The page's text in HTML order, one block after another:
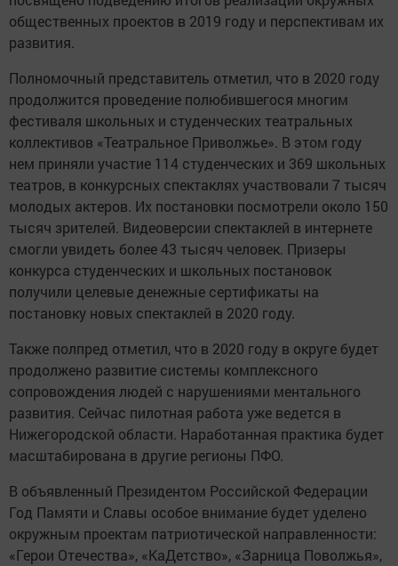
общественных проектов в 2019 году и перспективам их
развития.
Полномочный представитель отметил, что в 2020 году
продолжится проведение полюбившегося многим
фестиваля школьных и студенческих театральных
коллективов «Театральное Приволжье». В этом году
нем приняли участие 114 студенческих и 369 школьных
театров, в конкурсных спектаклях участвовали 7 тысяч
молодых актеров. Их постановки посмотрели около 150
тысяч зрителей. Видеоверсии спектаклей в интернете
смогли увидеть более 43 тысяч человек. Призеры
конкурса студенческих и школьных постановок
получили целевые денежные сертификаты на
постановку новых спектаклей в 2020 году.
Также полпред отметил, что в 2020 году в округе будет
продолжено развитие системы комплексного
сопровождения людей с нарушениями ментального
развития. Сейчас пилотная работа уже ведется в
Нижегородской области. Наработанная практика будет
масштабирована в другие регионы ПФО.
В объявленный Президентом Российской Федерации
Год Памяти и Славы особое внимание будет уделено
окружным проектам патриотической направленности:
«Герои Отечества», «КаДетство», «Зарница Поволжья»,